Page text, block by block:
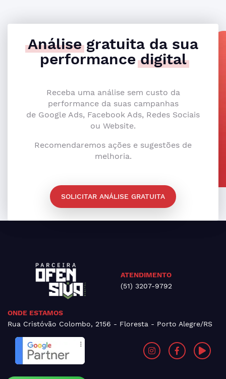
Análisegratuita da sua
performancedigital
Receba uma análise sem custo da
performance da suas campanhas
de Google Ads, Facebook Ads, Redes Sociais
ou Website.
Recomendaremos ações e sugestões de
melhoria.
SOLICITAR ANÁLISE GRATUITA
ATENDIMENTO
(51) 3207-9792
ONDE ESTAMOS
Rua Cristóvão Colombo, 2156 - Floresta - Porto Alegre/RS